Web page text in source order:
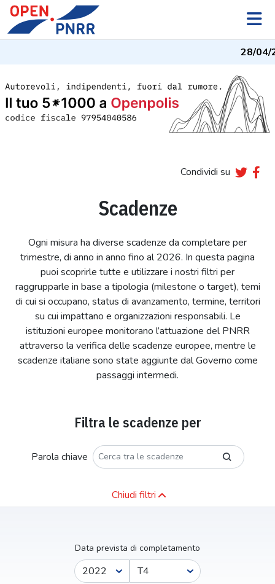
28/04/
Condividi su
Scadenze
Ogni misura ha diverse scadenze da completare per
trimestre, di anno in anno fino al 2026. In questa pagina
puoi scoprirle tutte e utilizzare i nostri filtri per
raggrupparle in base a tipologia (milestone o target), temi
di cui si occupano, status di avanzamento, termine, territori
su cui impattano e organizzazioni responsabili. Le
istituzioni europee monitorano l’attuazione del PNRR
attraverso la verifica delle scadenze europee, mentre le
scadenze italiane sono state aggiunte dal Governo come
passaggi intermedi.
Filtra le scadenze per
Parola chiave
Chiudi filtri
Data prevista di completamento
Anno
Trimestre